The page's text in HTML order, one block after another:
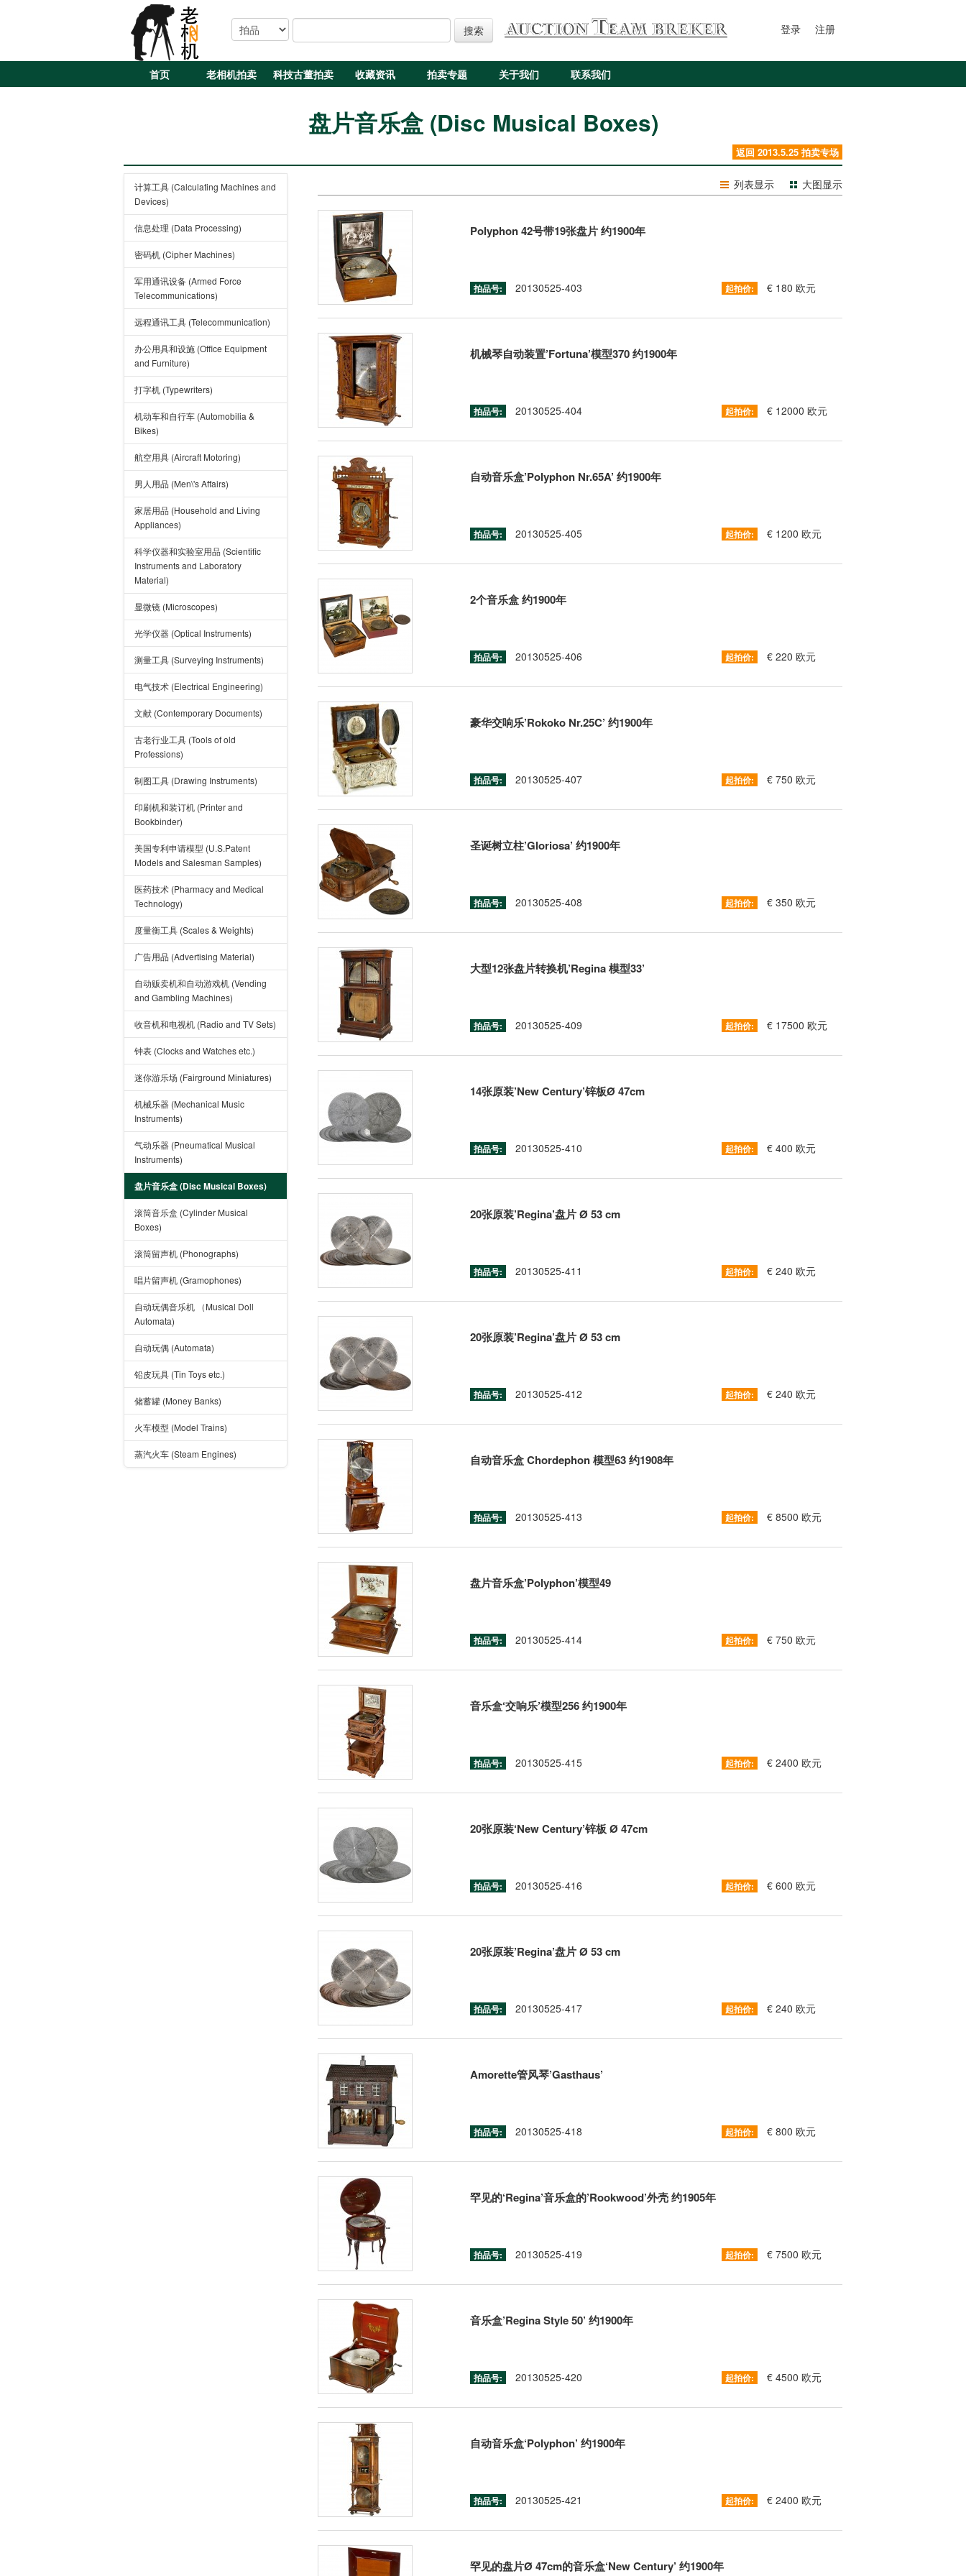
搜索 登录 注册
首页 老相机拍卖 科技古董拍卖 收藏资讯 拍卖专题 关于我们 联系我们
盘片音乐盒 (Disc Musical Boxes)
返回 2013.5.25 拍卖专场
计算工具 (Calculating Machines and
Devices)
信息处理 (Data Processing)
密码机 (Cipher Machines)
军用通讯设备 (Armed Force
Telecommunications)
远程通讯工具 (Telecommunication)
办公用具和设施 (Office Equipment
and Furniture)
打字机 (Typewriters)
机动车和自行车 (Automobilia &
Bikes)
航空用具 (Aircraft Motoring)
男人用品 (Men\'s Affairs)
家居用品 (Household and Living
Appliances)
科学仪器和实验室用品 (Scientific
Instruments and Laboratory
Material)
显微镜 (Microscopes)
光学仪器 (Optical Instruments)
测量工具 (Surveying Instruments)
电气技术 (Electrical Engineering)
文献 (Contemporary Documents)
古老行业工具 (Tools of old
Professions)
制图工具 (Drawing Instruments)
印刷机和装订机 (Printer and
Bookbinder)
美国专利申请模型 (U.S.Patent
Models and Salesman Samples)
医药技术 (Pharmacy and Medical
Technology)
度量衡工具 (Scales & Weights)
广告用品 (Advertising Material)
自动贩卖机和自动游戏机 (Vending
and Gambling Machines)
收音机和电视机 (Radio and TV Sets)
钟表 (Clocks and Watches etc.)
迷你游乐场 (Fairground Miniatures)
机械乐器 (Mechanical Music
Instruments)
气动乐器 (Pneumatical Musical
Instruments)
盘片音乐盒 (Disc Musical Boxes)
滚筒音乐盒 (Cylinder Musical
Boxes)
滚筒留声机 (Phonographs)
唱片留声机 (Gramophones)
自动玩偶音乐机 （Musical Doll
Automata)
自动玩偶 (Automata)
铅皮玩具 (Tin Toys etc.)
储蓄罐 (Money Banks)
火车模型 (Model Trains)
蒸汽火车 (Steam Engines)
列表显示 大图显示
Polyphon 42号带19张盘片 约1900年
拍品号: 20130525-403 起拍价: € 180 欧元
机械琴自动装置’Fortuna’模型370 约1900年
拍品号: 20130525-404 起拍价: € 12000 欧元
自动音乐盒’Polyphon Nr.65A’ 约1900年
拍品号: 20130525-405 起拍价: € 1200 欧元
2个音乐盒 约1900年
拍品号: 20130525-406 起拍价: € 220 欧元
豪华交响乐’Rokoko Nr.25C’ 约1900年
拍品号: 20130525-407 起拍价: € 750 欧元
圣诞树立柱’Gloriosa’ 约1900年
拍品号: 20130525-408 起拍价: € 350 欧元
大型12张盘片转换机’Regina 模型33’
拍品号: 20130525-409 起拍价: € 17500 欧元
14张原装’New Century’锌板Ø 47cm
拍品号: 20130525-410 起拍价: € 400 欧元
20张原装’Regina’盘片 Ø 53 cm
拍品号: 20130525-411 起拍价: € 240 欧元
20张原装’Regina’盘片 Ø 53 cm
拍品号: 20130525-412 起拍价: € 240 欧元
自动音乐盒 Chordephon 模型63 约1908年
拍品号: 20130525-413 起拍价: € 8500 欧元
盘片音乐盒’Polyphon’模型49
拍品号: 20130525-414 起拍价: € 750 欧元
音乐盒‘交响乐’模型256 约1900年
拍品号: 20130525-415 起拍价: € 2400 欧元
20张原装‘New Century’锌板 Ø 47cm
拍品号: 20130525-416 起拍价: € 600 欧元
20张原装’Regina’盘片 Ø 53 cm
拍品号: 20130525-417 起拍价: € 240 欧元
Amorette管风琴’Gasthaus’
拍品号: 20130525-418 起拍价: € 800 欧元
罕见的‘Regina’音乐盒的’Rookwood’外壳 约1905年
拍品号: 20130525-419 起拍价: € 7500 欧元
音乐盒’Regina Style 50’ 约1900年
拍品号: 20130525-420 起拍价: € 4500 欧元
自动音乐盒‘Polyphon’ 约1900年
拍品号: 20130525-421 起拍价: € 2400 欧元
罕见的盘片Ø 47cm的音乐盒‘New Century’ 约1900年